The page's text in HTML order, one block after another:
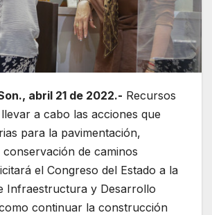
abril 21 de 2022.- Recursos
a cabo las acciones que
para la pavimentación,
de caminos
el Congreso del Estado a la
Infraestructura y Desarrollo
continuar la construcción